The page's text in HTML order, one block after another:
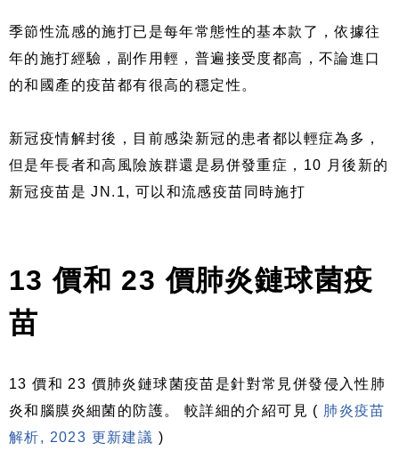
季節性流感的施打已是每年常態性的基本款了，依據往
年的施打經驗，副作用輕，普遍接受度都高，不論進口
的和國產的疫苗都有很高的穩定性。
新冠疫情解封後，目前感染新冠的患者都以輕症為多，
但是年長者和高風險族群還是易併發重症，10 月後新的
新冠疫苗是 JN.1, 可以和流感疫苗同時施打
13 價和 23 價肺炎鏈球菌疫
苗
13 價和 23 價肺炎鏈球菌疫苗是針對常見併發侵入性肺
炎和腦膜炎細菌的防護。 較詳細的介紹可見 ( 肺炎疫苗
解析, 2023 更新建議 )